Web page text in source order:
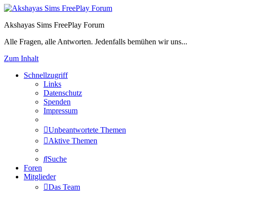
Akshayas Sims FreePlay Forum
Alle Fragen, alle Antworten. Jedenfalls bemühen wir uns...
Zum Inhalt
Schnellzugriff
Links
Datenschutz
Spenden
Impressum
Unbeantwortete Themen
Aktive Themen
Suche
Foren
Mitglieder
Das Team